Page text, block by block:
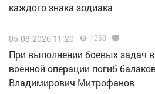
каждого знака зодиака
05.08.2026 11:20 1268
При выполнении боевых задач
военной операции погиб
Владимирович Митрофанов